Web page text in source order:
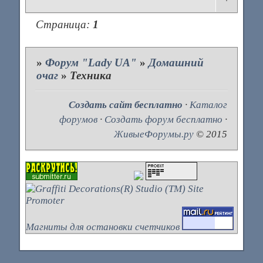
Страница:1
»Форум "Lady UA" » Домашний
очаг » Техника
Создать сайт бесплатно ·Каталог
форумов · Создать форум бесплатно ·
ЖивыеФорумы.ру © 2015
Магниты для остановки счетчиков